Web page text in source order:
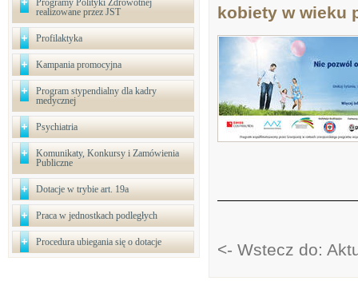
Programy Polityki Zdrowotnej
realizowane przez JST
Profilaktyka
Kampania promocyjna
Program stypendialny dla kadry
medycznej
Psychiatria
Komunikaty, Konkursy i Zamówienia
Publiczne
Dotacje w trybie art. 19a
Praca w jednostkach podległych
Procedura ubiegania się o dotacje
kobiety w wieku
<- Wstecz do: